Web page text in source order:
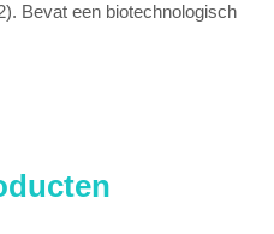
Bevat een biotechnologisch